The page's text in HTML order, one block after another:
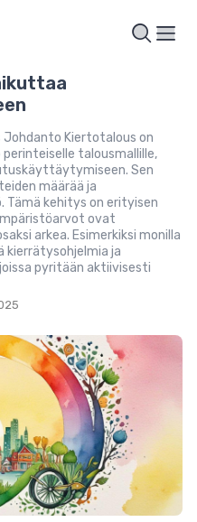
Kiertotalous on
talousmallille,
Sen
määrää ja
Tämä kehitys on erityisen
ovat
arkea. Esimerkiksi monilla
kierrätysohjelmia ja
pyritään aktiivisesti